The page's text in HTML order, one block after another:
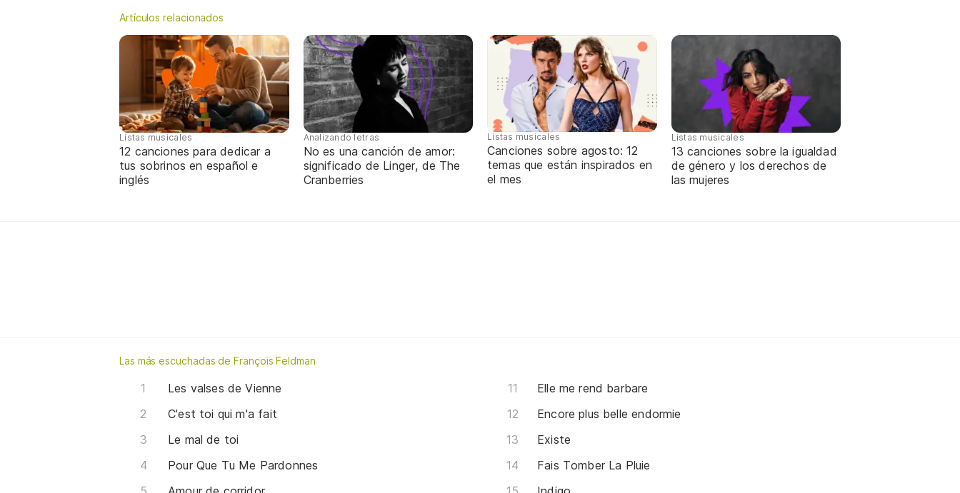
Artículos relacionados
Listas musicales
12 canciones para dedicar a
tus sobrinos en español e
inglés
Analizando letras
No es una canción de amor:
significado de Linger, de The
Cranberries
Listas musicales
Canciones sobre agosto: 12
temas que están inspirados en
el mes
Listas musicales
13 canciones sobre la igualdad
de género y los derechos de
las mujeres
Las más escuchadas de François Feldman
Les valses de Vienne
C'est toi qui m'a fait
Le mal de toi
Pour Que Tu Me Pardonnes
Elle me rend barbare
Encore plus belle endormie
Existe
Fais Tomber La Pluie